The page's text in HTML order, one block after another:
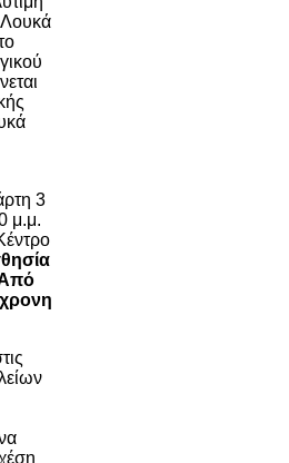
3
μ.μ.
Από